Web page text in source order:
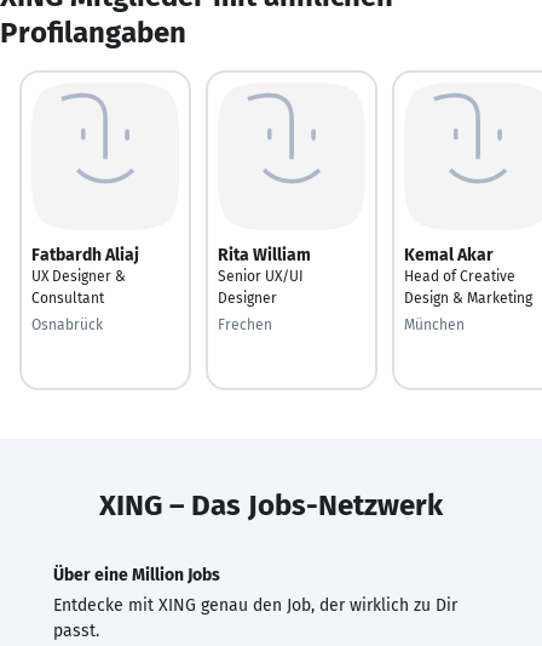
Profilangaben
Fatbardh Aliaj
UX Designer &
Consultant
Osnabrück
Rita William
Senior UX/UI
Designer
Frechen
Kemal Akar
Head of Creative
Design & Marketing
München
XING – Das Jobs-Netzwerk
Über eine Million Jobs
Entdecke mit XING genau den Job, der wirklich zu Dir
passt.